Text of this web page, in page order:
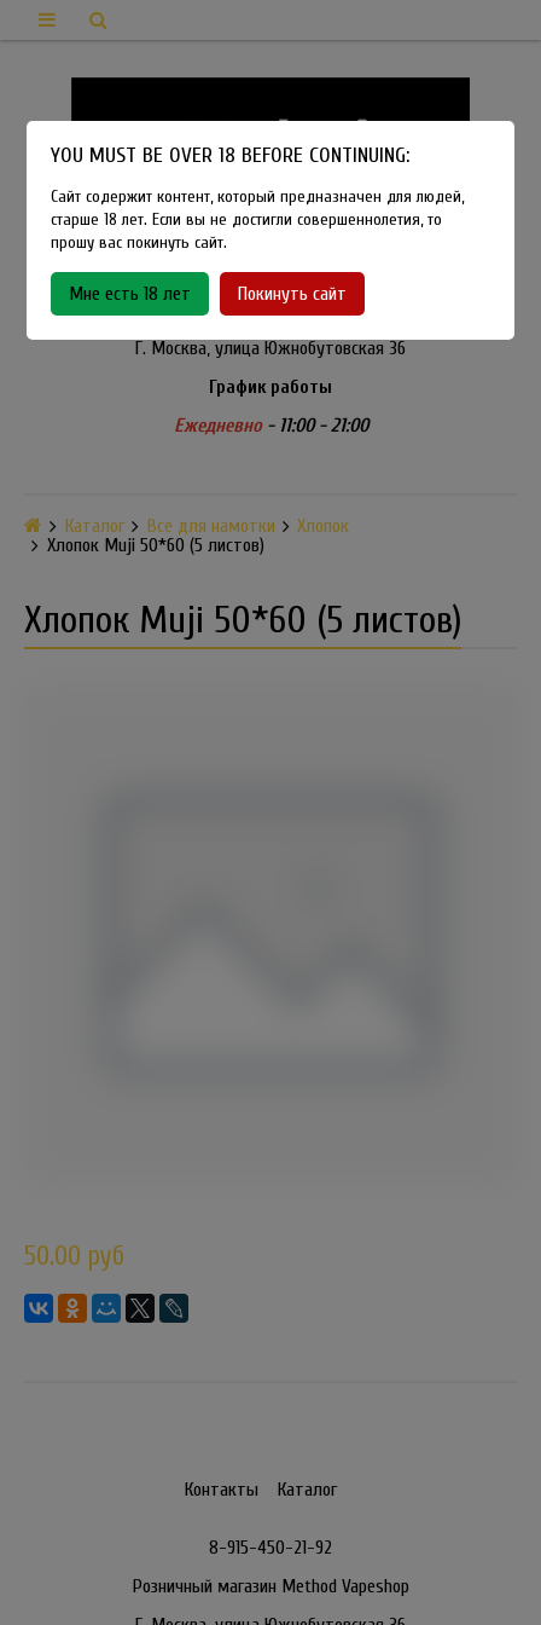
8-915-450-21-92
Розничный магазин Method Vapeshop
Г. Москва, улица Южнобутовская 36
График работы
Ежедневно- 11:00 - 21:00
Каталог Все для намотки
Хлопок
Хлопок Muji 50*60 (5 листов)
Хлопок Muji 50*60 (5 листов)
50.00 руб
Контакты Каталог
8-915-450-21-92
Розничный магазин Method Vapeshop
YOU MUST BE OVER 18 BEFORE CONTINUING:
Сайт содержит контент, который предназначен для людей,
старше 18 лет. Если вы не достигли совершеннолетия, то
прошу вас покинуть сайт.
Мне есть 18 лет Покинуть сайт